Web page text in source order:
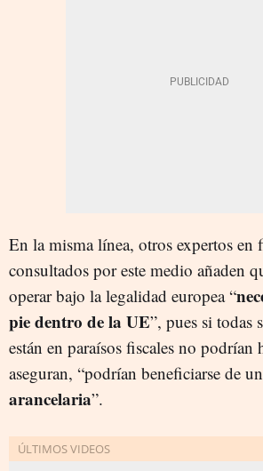
En la misma línea, otros expertos en
consultados por este medio añaden
operar bajo la legalidad europea “
pie dentro de la UE”, pues si todas
están en paraísos fiscales no
aseguran, “podrían beneficiarse de
arancelaria”.